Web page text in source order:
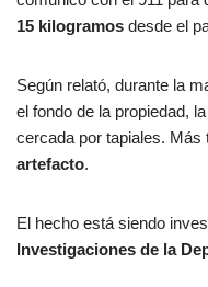
15 kilogramos desde el
Según relató, durante la
el fondo de la propiedad,
cercada por tapiales. Más
artefacto.
El hecho está siendo
Investigaciones de la